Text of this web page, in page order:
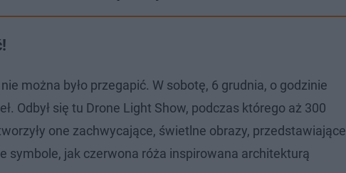
można było przegapić. W sobotę, 6 grudnia, o godzinie
Odbył się tu Drone Light Show, podczas którego aż 300
one zachwycające, świetlne obrazy, przedstawiające
symbole, jak czerwona róża inspirowana architekturą